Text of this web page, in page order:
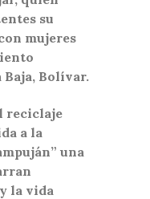
su
mujeres
Baja, Bolívar.
reciclaje
a la
una
la vida